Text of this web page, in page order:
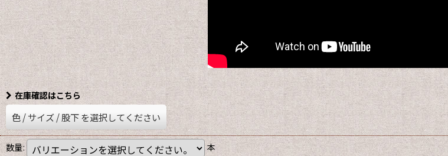
在庫確認はこちら
色/サイズ/股下を選択してください
数量: 本